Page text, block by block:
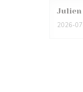
Julien
2026-